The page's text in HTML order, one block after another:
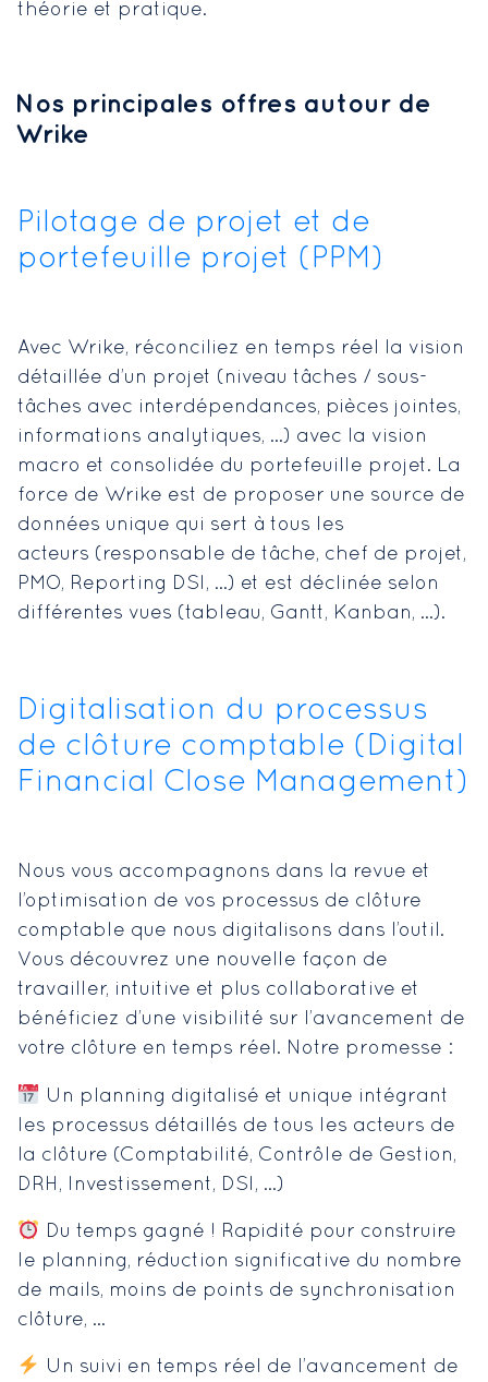
théorie et pratique.
Nos principales offres autour de
Wrike
Pilotage de projet et de
portefeuille projet (PPM)
Avec Wrike, réconciliez en temps réel la vision
détaillée d’un projet (niveau tâches / sous-
tâches avec interdépendances, pièces jointes,
informations analytiques, …) avec la vision
macro et consolidée du portefeuille projet. La
force de Wrike est de proposer une source de
données unique qui sert à tous les
acteurs (responsable de tâche, chef de projet,
PMO, Reporting DSI, …) et est déclinée selon
différentes vues (tableau, Gantt, Kanban, …).
Digitalisation du processus
de clôture comptable (Digital
Financial Close Management)
Nous vous accompagnons dans la revue et
l’optimisation de vos processus de clôture
comptable que nous digitalisons dans l’outil.
Vous découvrez une nouvelle façon de
travailler, intuitive et plus collaborative et
bénéficiez d’une visibilité sur l’avancement de
votre clôture en temps réel. Notre promesse :
Un planning digitalisé et unique intégrant
les processus détaillés de tous les acteurs de
la clôture (Comptabilité, Contrôle de Gestion,
DRH, Investissement, DSI, …)
Du temps gagné ! Rapidité pour construire
le planning, réduction significative du nombre
de mails, moins de points de synchronisation
clôture, …
Un suivi en temps réel de l’avancement de